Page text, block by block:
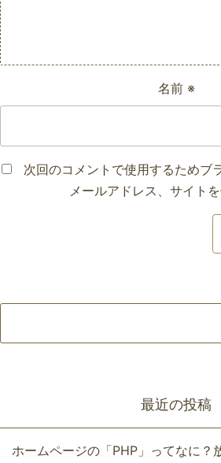
名前 ※
次回のコメントで使用するためブ
メールアドレス、サイトを
最近の投稿
ホームページの「PHP」ってなに？